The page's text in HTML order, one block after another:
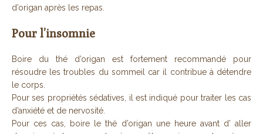
d’origan après les repas.
Pour l’insomnie
Boire du thé d’origan est fortement recommandé pour
résoudre les troubles du sommeil car il contribue à détendre
le corps.
Pour ses propriétés sédatives, il est indiqué pour traiter les cas
d’anxiété et de nervosité.
Pour ces cas, boire le thé d’origan une heure avant d’ aller